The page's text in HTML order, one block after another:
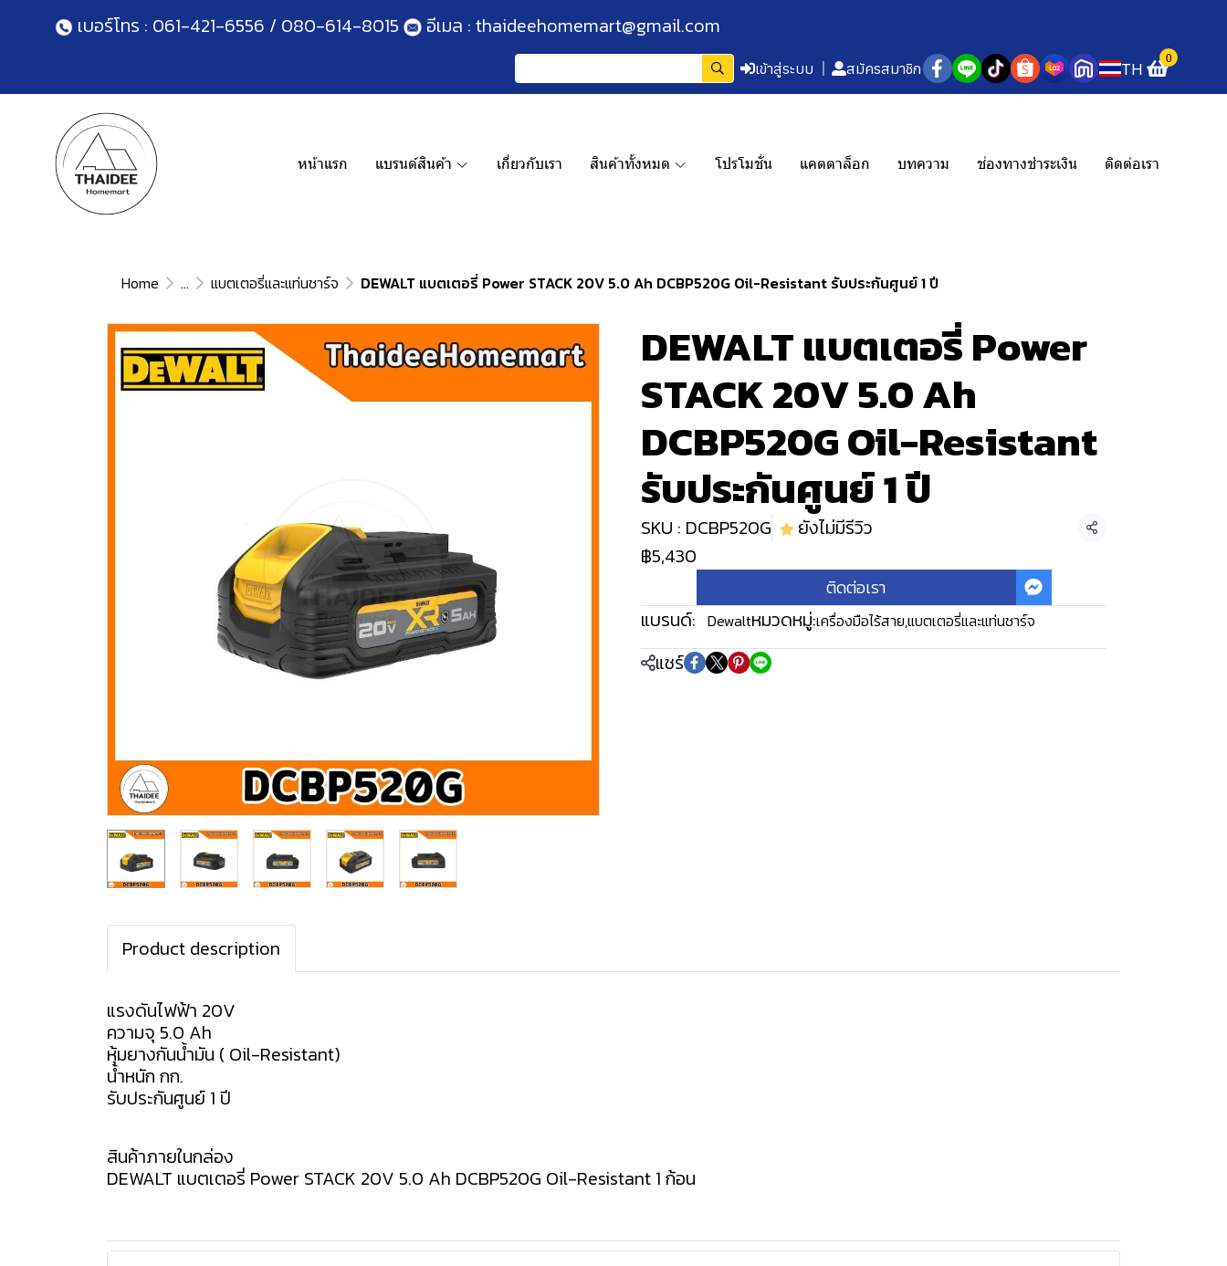
เบอร์โทร : 061-421-6556 / 080-614-8015 อีเมล : thaideehomemart@gmail.com
เข้าสู่ระบบ สมัครสมาชิก TH 0
หน้าแรก แบรนด์สินค้า เกี่ยวกับเรา สินค้าทั้งหมด โปรโมชั่น แคตตาล็อก บทความ ช่องทางชำระเงิน ติดต่อเรา
Home ... แบตเตอรี่และแท่นชาร์จ DEWALT แบตเตอรี่ Power STACK 20V 5.0 Ah DCBP520G Oil-Resistant รับประกันศูนย์ 1 ปี
DEWALT แบตเตอรี่ Power
STACK 20V 5.0 Ah
DCBP520G Oil-Resistant
รับประกันศูนย์ 1 ปี
SKU : DCBP520G ยังไม่มีรีวิว แชร์
฿5,430
ติดต่อเรา
แบรนด์: Dewaltหมวดหมู่:เครื่องมือไร้สาย,แบตเตอรี่และแท่นชาร์จ
แชร์
Product description
แรงดันไฟฟ้า 20V
ความจุ 5.0 Ah
หุ้มยางกันน้ำมัน ( Oil-Resistant)
น้ำหนัก กก.
รับประกันศูนย์ 1 ปี
สินค้าภายในกล่อง
DEWALT แบตเตอรี่ Power STACK 20V 5.0 Ah DCBP520G Oil-Resistant 1 ก้อน